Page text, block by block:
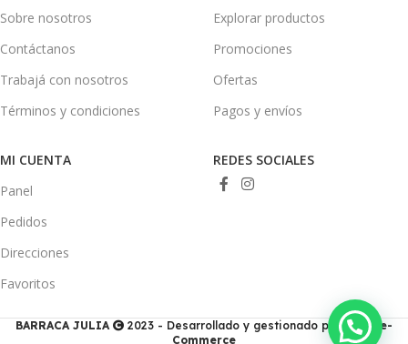
Sobre nosotros
Contáctanos
Trabajá con nosotros
Términos y condiciones
Explorar productos
Promociones
Ofertas
Pagos y envíos
MI CUENTA
Panel
Pedidos
Direcciones
Favoritos
REDES SOCIALES
BARRACA JULIA 2023 - Desarrollado y gestionado por Ducis e-
Commerce